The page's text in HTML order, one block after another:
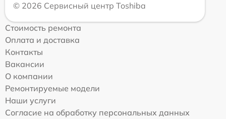
© 2026 Сервисный центр Toshiba
Стоимость ремонта
Оплата и доставка
Контакты
Вакансии
О компании
Ремонтируемые модели
Наши услуги
Согласие на обработку персональных данных